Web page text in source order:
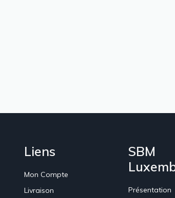
Liens
Mon Compte
Livraison
SBM
Présentation